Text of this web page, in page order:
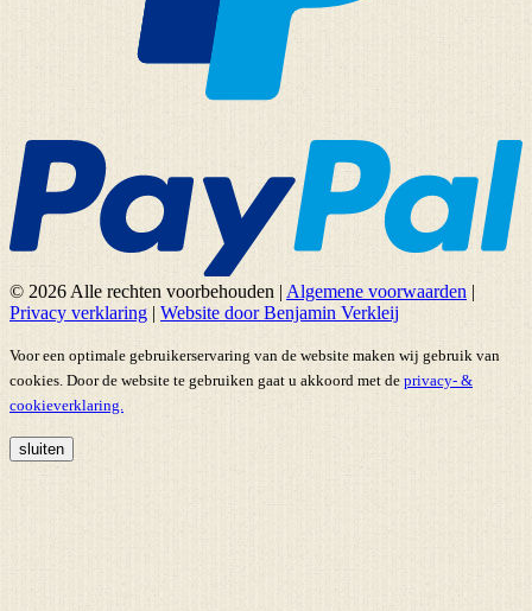
© 2026 Alle rechten voorbehouden | Algemene voorwaarden |
Privacy verklaring | Website door Benjamin Verkleij
Voor een optimale gebruikerservaring van de website maken wij gebruik van
cookies. Door de website te gebruiken gaat u akkoord met de privacy- &
cookieverklaring.
sluiten